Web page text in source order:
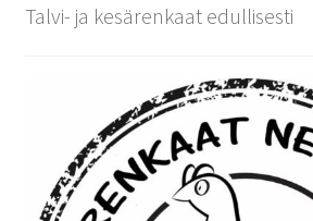
Talvi- ja kesärenkaat edullisesti